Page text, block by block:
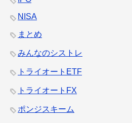
NISA
まとめ
みんなのシストレ
トライオートETF
トライオートFX
ポンジスキーム